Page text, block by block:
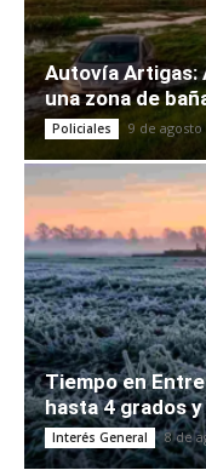
Autovía Artigas:
una zona de
Policiales 9 de agosto
Tiempo en
hasta 4 grados
Interés General 8 de